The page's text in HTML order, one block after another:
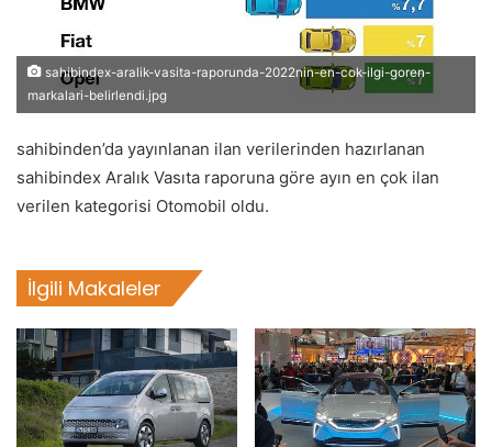
sahibindex-aralik-vasita-raporunda-2022nin-en-cok-ilgi-goren-
markalari-belirlendi.jpg
sahibinden’da yayınlanan ilan verilerinden hazırlanan
sahibindex Aralık Vasıta raporuna göre ayın en çok ilan
verilen kategorisi Otomobil oldu.
İlgili Makaleler